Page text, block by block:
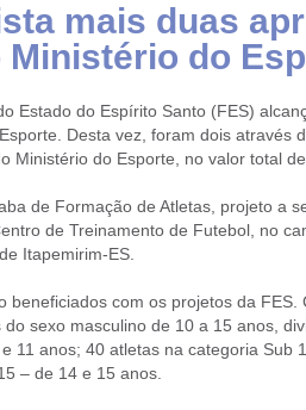
mais duas
Ministério do
Estado do Espírito Santo (FES)
Desta vez, foram dois através
Ministério do Esporte, no valor total
de Formação de Atletas, projeto a
de Treinamento de Futebol, no
Itapemirim-ES.
beneficiados com os projetos da FES.
sexo masculino de 10 a 15 anos,
11 anos; 40 atletas na categoria Sub
– de 14 e 15 anos.